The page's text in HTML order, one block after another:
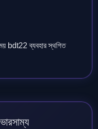
bdt22 ব্যবহার স্থগিত